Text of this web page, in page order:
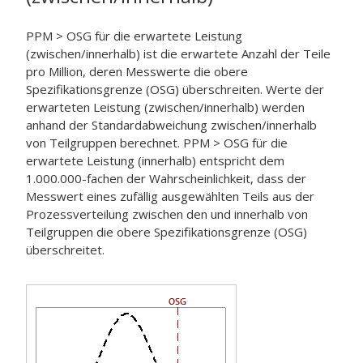
PPM > OSG für die erwartete Leistung
(zwischen/innerhalb) ist die erwartete Anzahl der Teile
pro Million, deren Messwerte die obere
Spezifikationsgrenze (OSG) überschreiten. Werte der
erwarteten Leistung (zwischen/innerhalb) werden
anhand der Standardabweichung zwischen/innerhalb
von Teilgruppen berechnet. PPM > OSG für die
erwartete Leistung (innerhalb) entspricht dem
1.000.000-fachen der Wahrscheinlichkeit, dass der
Messwert eines zufällig ausgewählten Teils aus der
Prozessverteilung zwischen den und innerhalb von
Teilgruppen die obere Spezifikationsgrenze (OSG)
überschreitet.